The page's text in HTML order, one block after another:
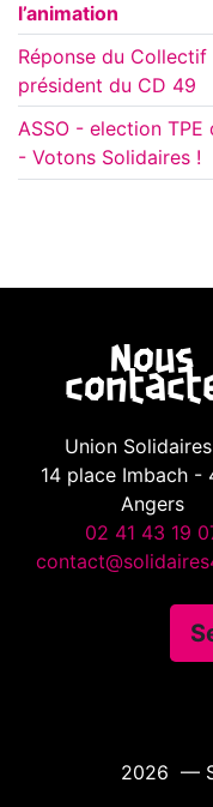
l’animation
Réponse du Collectif
président du CD 49
ASSO - election
- Votons Solidaires !
Nous
Union
14 place Imbach -
Angers
02 41 43 19
2026 —